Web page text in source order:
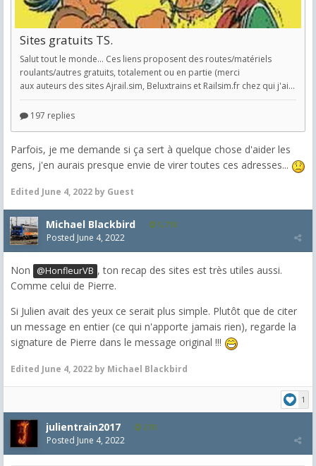
Parfois, je me demande si ça sert à quelque chose d'aider les
gens, j'en aurais presque envie de virer toutes ces adresses...
Edited June 4, 2022 by Guest
Michael Blackbird 5,718
Posted June 4, 2022
Non @HonfleurVB , ton recap des sites est très utiles aussi.
Comme celui de Pierre.
Si Julien avait des yeux ce serait plus simple. Plutôt que de citer
un message en entier (ce qui n'apporte jamais rien), regarde la
signature de Pierre dans le message original !!!
Edited June 4, 2022 by Michael Blackbird
1
julientrain2017 270
Posted June 4, 2022